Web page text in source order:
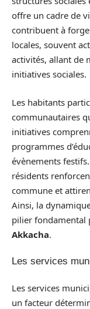
offre un cadre de
contribuent à
locales, souvent
activités, allant de
initiatives sociales.
Les habitants
communautaires
initiatives
programmes
évènements
résidents
commune et
Ainsi, la
pilier fondamental
Akkacha.
Les services
Les services
un facteur